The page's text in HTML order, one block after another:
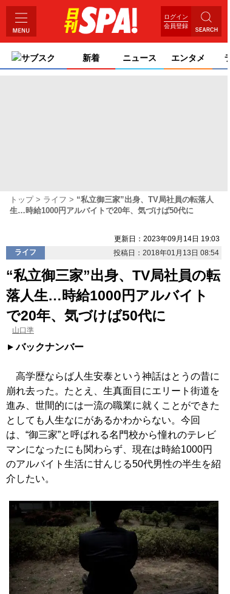
ログイン
会員登録
サブスク 新着 ニュース エンタメ
トップ ライフ
“私立御三家”出身、TV局社員の転落人
生…時給1000円アルバイトで20年、気づけば50代に
更新日：2023年09月14日 19:03
ライフ
投稿日：2018年01月13日 08:54
“私立御三家”出身、TV局社員の転
落人生…時給1000円アルバイト
で20年、気づけば50代に
山口準
バックナンバー
高学歴ならば人生安泰という神話はとうの昔に
崩れ去った。たとえ、生真面目にエリート街道を
進み、世間的には一流の職業に就くことができた
としても人生なにがあるかわからない。今回
は、“御三家”と呼ばれる名門校から憧れのテレビ
マンになったにも関わらず、現在は時給1000円
のアルバイト生活に甘んじる50代男性の半生を紹
介したい。